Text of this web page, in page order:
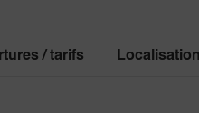
/ tarifs Localisation